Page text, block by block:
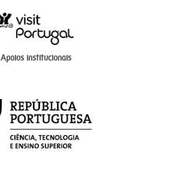
Apoios institucionais